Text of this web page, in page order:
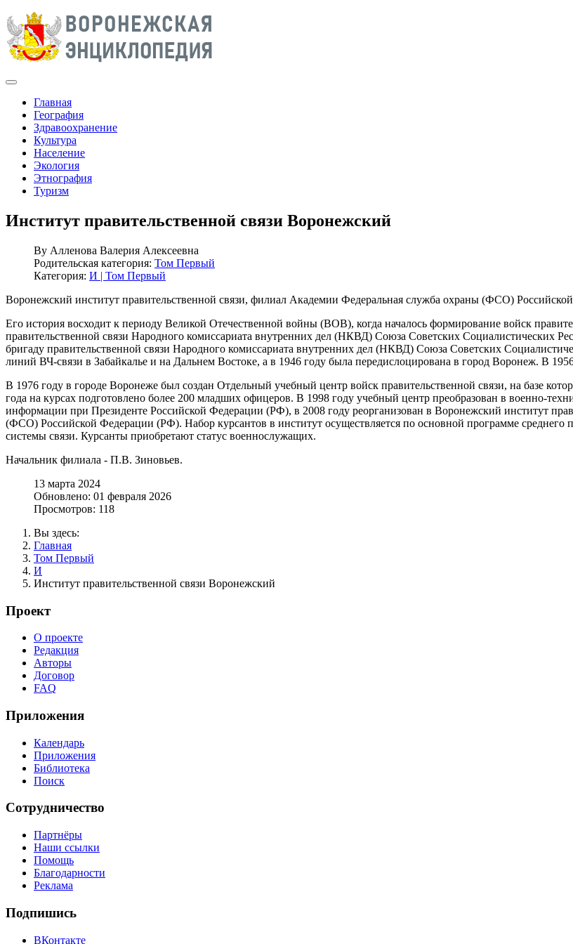
Главная
География
Здравоохранение
Культура
Население
Экология
Этнография
Туризм
Институт правительственной связи Воронежский
By Алленова Валерия Алексеевна
Родительская категория: Том Первый
Категория: И | Том Первый
Воронежский институт правительственной связи, филиал Академии Федеральная служба охраны (ФСО)
Его история восходит к периоду Великой Отечественной войны (ВОВ), когда началось формирование войск
правительственной связи Народного комиссариата внутренних дел (НКВД) Союза Советских Социалистических
бригаду правительственной связи Народного комиссариата внутренних дел (НКВД) Союза Советских
линий ВЧ-связи в Забайкалье и на Дальнем Востоке, а в 1946 году была передислоцирована в город Воронеж. В
В 1976 году в городе Воронеже был создан Отдельный учебный центр войск правительственной связи, на базе
года на курсах подготовлено более 200 младших офицеров. В 1998 году учебный центр преобразован в военно-
информации при Президенте Российской Федерации (РФ), в 2008 году реорганизован в Воронежский институт
(ФСО) Российской Федерации (РФ). Набор курсантов в институт осуществляется по основной программе
системы связи. Курсанты приобретают статус военнослужащих.
Начальник филиала - П.В. Зиновьев.
13 марта 2024
Обновлено: 01 февраля 2026
Просмотров: 118
Вы здесь:
Главная
Том Первый
И
Институт правительственной связи Воронежский
Проект
О проекте
Редакция
Авторы
Договор
FAQ
Приложения
Календарь
Приложения
Библиотека
Поиск
Сотрудничество
Партнёры
Наши ссылки
Помощь
Благодарности
Реклама
Подпишись
ВКонтакте